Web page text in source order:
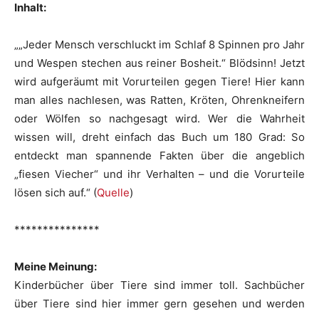
Inhalt:
„„Jeder Mensch verschluckt im Schlaf 8 Spinnen pro Jahr
und Wespen stechen aus reiner Bosheit.“ Blödsinn! Jetzt
wird aufgeräumt mit Vorurteilen gegen Tiere! Hier kann
man alles nachlesen, was Ratten, Kröten, Ohrenkneifern
oder Wölfen so nachgesagt wird. Wer die Wahrheit
wissen will, dreht einfach das Buch um 180 Grad: So
entdeckt man spannende Fakten über die angeblich
„fiesen Viecher“ und ihr Verhalten – und die Vorurteile
lösen sich auf.“ (Quelle)
***************
Meine Meinung:
Kinderbücher über Tiere sind immer toll. Sachbücher
über Tiere sind hier immer gern gesehen und werden